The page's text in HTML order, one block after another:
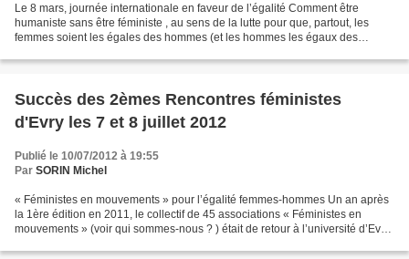
Le 8 mars, journée internationale en faveur de l’égalité Comment être
humaniste sans être féministe , au sens de la lutte pour que, partout, les
femmes soient les égales des hommes (et les hommes les égaux des
Succès des 2èmes Rencontres féministes
d'Evry les 7 et 8 juillet 2012
Publié le 10/07/2012 à 19:55
Par SORIN Michel
« Féministes en mouvements » pour l’égalité femmes-hommes Un an après
la 1ère édition en 2011, le collectif de 45 associations « Féministes en
mouvements » (voir qui sommes-nous ? ) était de retour à l’université d’Evry-